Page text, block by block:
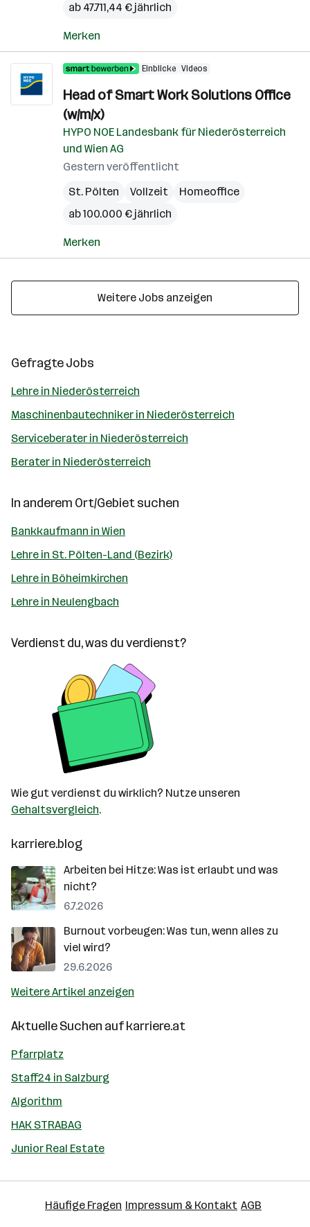
ab 47.711,44 € jährlich
Merken
Einblicke Videos
Head of Smart Work Solutions Office
(w/m/x)
HYPO NOE Landesbank für Niederösterreich
und Wien AG
Gestern veröffentlicht
St. Pölten
Vollzeit
Homeoffice
ab 100.000 € jährlich
Merken
Weitere Jobs anzeigen
Gefragte Jobs
Lehre in Niederösterreich
Maschinenbautechniker in Niederösterreich
Serviceberater in Niederösterreich
Berater in Niederösterreich
In anderem Ort/Gebiet suchen
Bankkaufmann in Wien
Lehre in St. Pölten-Land (Bezirk)
Lehre in Böheimkirchen
Lehre in Neulengbach
Verdienst du, was du verdienst?
Wie gut verdienst du wirklich? Nutze unseren
Gehaltsvergleich.
karriere.blog
Arbeiten bei Hitze: Was ist erlaubt und was
nicht?
6.7.2026
Burnout vorbeugen: Was tun, wenn alles zu
viel wird?
29.6.2026
Weitere Artikel anzeigen
Aktuelle Suchen aufkarriere.at
Pfarrplatz
Staff24 in Salzburg
Algorithm
HAK STRABAG
Junior Real Estate
Häufige Fragen Impressum & Kontakt AGB